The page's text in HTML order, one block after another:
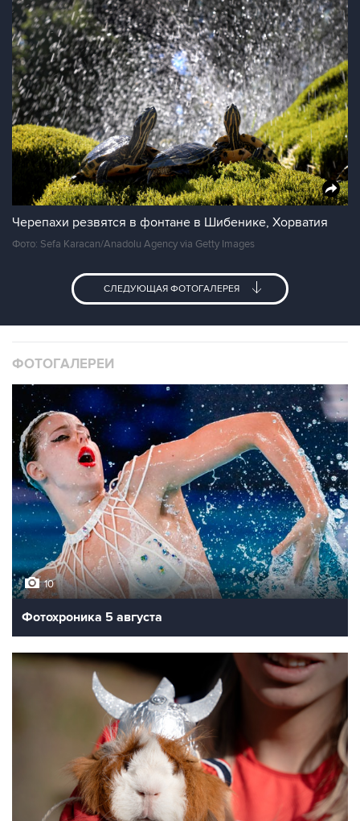
Черепахи резвятся в фонтане в Шибенике, Хорватия
Фото: Sefa Karacan/Anadolu Agency via Getty Images
СЛЕДУЮЩАЯ ФОТОГАЛЕРЕЯ
ФОТОГАЛЕРЕИ
10
Фотохроника 5 августа